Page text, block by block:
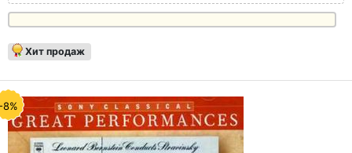
Хит продаж
8%